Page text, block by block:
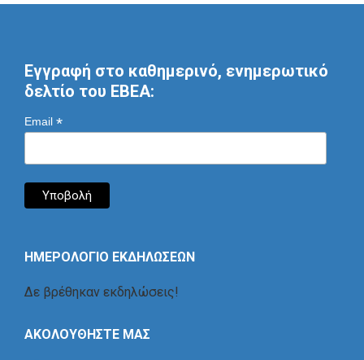
Εγγραφή στο καθημερινό, ενημερωτικό
δελτίο του ΕΒΕΑ:
Email *
ΗΜΕΡΟΛΟΓΙΟ ΕΚΔΗΛΩΣΕΩΝ
Δε βρέθηκαν εκδηλώσεις!
ΑΚΟΛΟΥΘΗΣΤΕ ΜΑΣ